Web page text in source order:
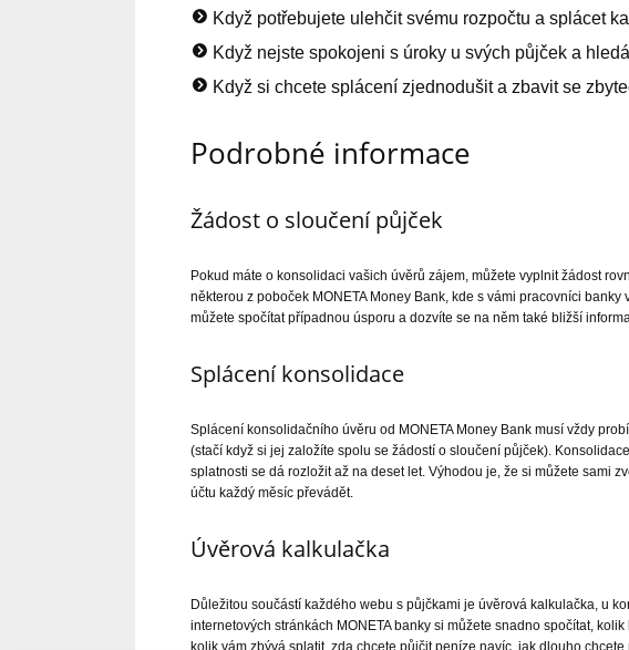
Když potřebujete ulehčit svému rozpočtu a splácet
Když nejste spokojeni s úroky u svých půjček a
Když si chcete splácení zjednodušit a zbavit se
Podrobné informace
Žádost o sloučení půjček
Pokud máte o konsolidaci vašich úvěrů zájem, můžete vyplnit žádost
některou z poboček MONETA Money Bank, kde s vámi pracovníci
můžete spočítat případnou úsporu a dozvíte se na něm také bližší
Splácení konsolidace
Splácení konsolidačního úvěru od MONETA Money Bank musí vždy
(stačí když si jej založíte spolu se žádostí o sloučení půjček).
splatnosti se dá rozložit až na deset let. Výhodou je, že si můžete sami
účtu každý měsíc převádět.
Úvěrová kalkulačka
Důležitou součástí každého webu s půjčkami je úvěrová kalkulačka, u
internetových stránkách MONETA banky si můžete snadno spočítat,
kolik vám zbývá splatit, zda chcete půjčit peníze navíc, jak dlouho